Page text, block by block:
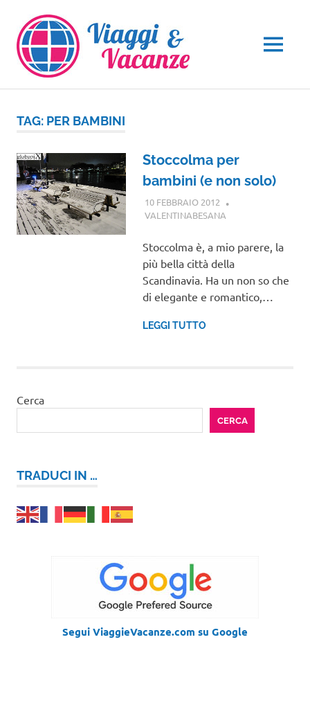
contenuto
MENU
TAG: PER BAMBINI
Stoccolma per
bambini (e non solo)
10 FEBBRAIO 2012
VALENTINABESANAEUROPA
Stoccolma è, a mio parere, la
più bella città della
Scandinavia. Ha un non so che
di elegante e romantico,…
LEGGI TUTTO
Cerca
CERCA
TRADUCI IN …
Segui ViaggieVacanze.com su Google